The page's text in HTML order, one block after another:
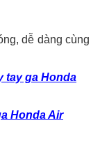
dễ dàng cùng
tay ga Honda
Honda Air